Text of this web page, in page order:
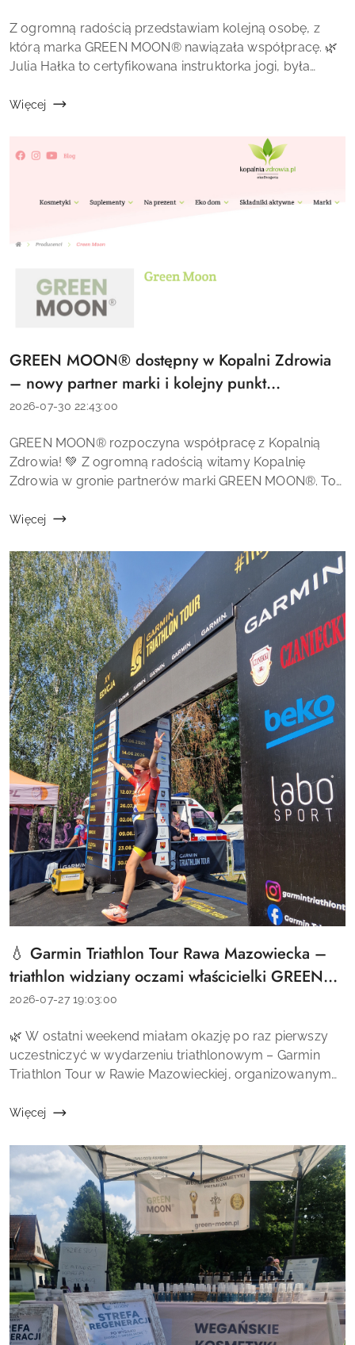
Treść
artykułu:
Z ogromną radością przedstawiam kolejną osobę, z
którą marka GREEN MOON® nawiązała współpracę. 🌿
Julia Hałka to certyfikowana instruktorka jogi, była
osoba, która od lat inspiruj...
Więcej
Tytuł
GREEN MOON® dostępny w Kopalni Zdrowia
– nowy partner marki i kolejny punkt
sprzedaży! 🌿✨
Data
2026-07-30 22:43:00
Treść
artykułu:
GREEN MOON® rozpoczyna współpracę z Kopalnią
Zdrowia! 💚 Z ogromną radością witamy Kopalnię
Zdrowia w gronie partnerów marki GREEN MOON®. To
dostępności naszych wegańskich kosmetyk&oacu...
Więcej
Tytuł
artykułu:
💧 Garmin Triathlon Tour Rawa Mazowiecka –
triathlon widziany oczami właścicielki GREEN
MOON
Data
2026-07-27 19:03:00
Treść
artykułu:
🌿 W ostatni weekend miałam okazję po raz pierwszy
uczestniczyć w wydarzeniu triathlonowym – Garmin
Triathlon Tour w Rawie Mazowieckiej, organizowanym
Regeneracji Skóry GREEN MOON®, a jedno...
Więcej